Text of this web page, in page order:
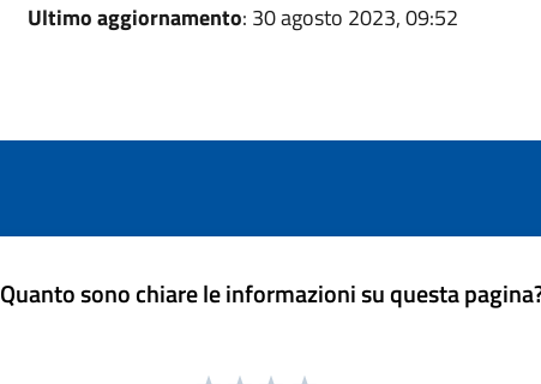
Ultimo aggiornamento: 30 agosto 2023, 09:52
Quanto sono chiare le informazioni su questa